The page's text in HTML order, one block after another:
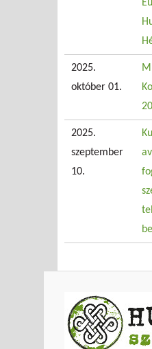
2025.
október 01.
2025.
szeptember
10.